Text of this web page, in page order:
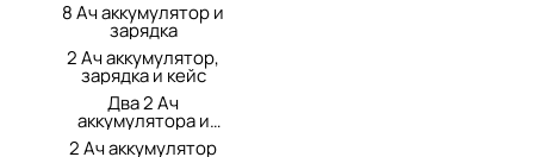
8 Ач аккумулятор и
зарядка
2 Ач аккумулятор,
зарядка и кейс
Два 2 Ач
аккумулятора и
двойная зарядка
2 Ач аккумулятор